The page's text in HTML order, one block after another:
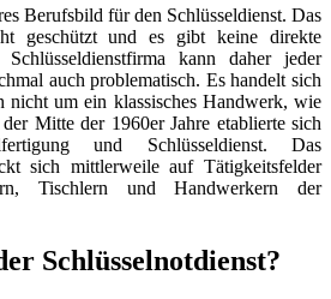
Berufsbild für den Schlüsseldienst. Das
geschützt und es gibt keine direkte
kann daher jeder
auch problematisch. Es handelt sich
nicht um ein klassisches Handwerk, wie
Mitte der 1960er Jahre etablierte sich
und Schlüsseldienst. Das
sich mittlerweile auf Tätigkeitsfelder
Tischlern und Handwerkern der
Schlüsselnotdienst?